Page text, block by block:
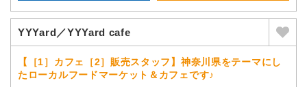
YYYard／YYYard cafe
【［1］カフェ［2］販売スタッフ】神奈川県をテーマにし
たローカルフードマーケット＆カフェです♪